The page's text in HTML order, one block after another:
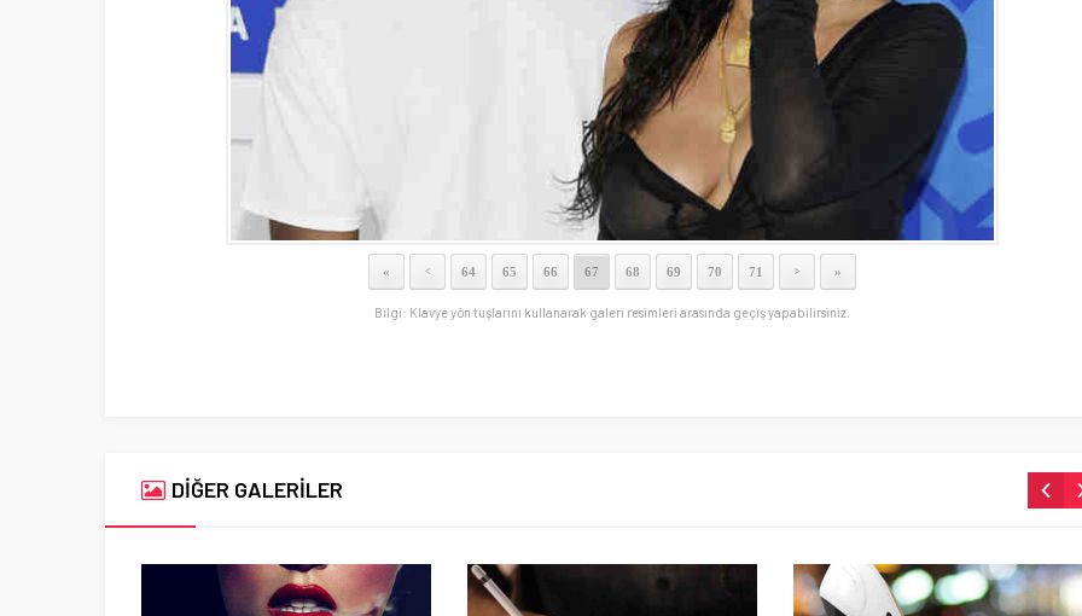
« < 64 65 66 67 68 69 70 71 > »
Bilgi: Klavye yön tuşlarını kullanarak galeri resimleri arasında geçiş yapabilirsiniz.
DİĞER GALERİLER